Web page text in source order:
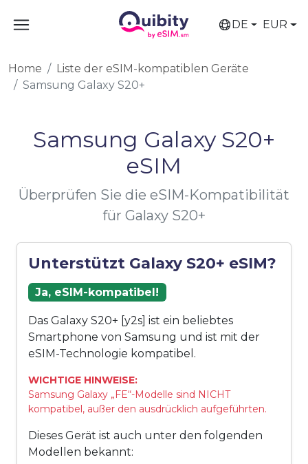
DE EUR
Home
Liste der eSIM-kompatiblen Geräte
Samsung Galaxy S20+
Samsung Galaxy S20+
eSIM
Überprüfen Sie die eSIM-Kompatibilität
für Galaxy S20+
Unterstützt Galaxy S20+ eSIM?
Ja, eSIM-kompatibel!
Das Galaxy S20+ [y2s] ist ein beliebtes
Smartphone von Samsung und ist mit der
eSIM-Technologie kompatibel.
WICHTIGE HINWEISE:
Samsung Galaxy „FE“-Modelle sind NICHT
kompatibel, außer den ausdrücklich aufgeführten.
Dieses Gerät ist auch unter den folgenden
Modellen bekannt: